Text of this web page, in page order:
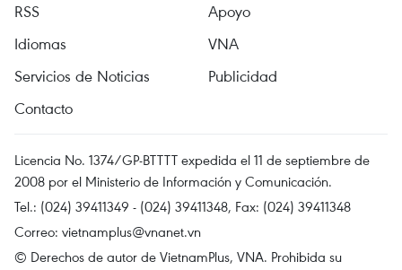
RSS
Apoyo
Idiomas
VNA
Servicios de Noticias
Publicidad
Contacto
Licencia No. 1374/GP-BTTTT expedida el 11 de septiembre de
2008 por el Ministerio de Información y Comunicación.
Tel.: (024) 39411349 - (024) 39411348, Fax: (024) 39411348
Correo: vietnamplus@vnanet.vn
© Derechos de autor de VietnamPlus, VNA. Prohibida su